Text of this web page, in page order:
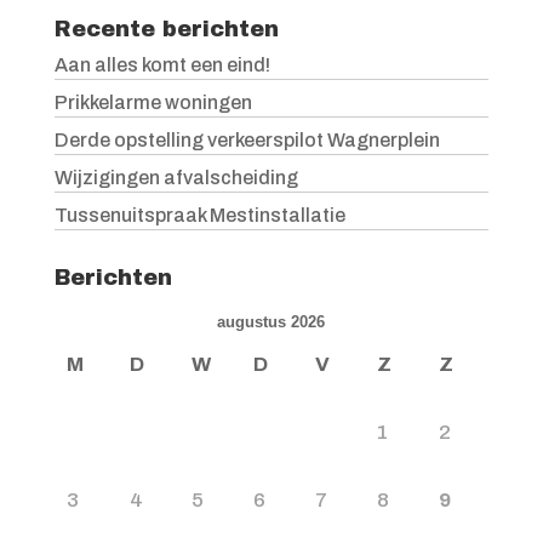
Recente berichten
Aan alles komt een eind!
Prikkelarme woningen
Derde opstelling verkeerspilot Wagnerplein
Wijzigingen afvalscheiding
Tussenuitspraak Mestinstallatie
Berichten
augustus 2026
M D W D V Z Z
1 2
3 4 5 6 7 8 9